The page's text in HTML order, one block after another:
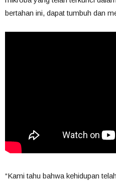
bertahan ini, dapat tumbuh dan
“Kami tahu bahwa kehidupan